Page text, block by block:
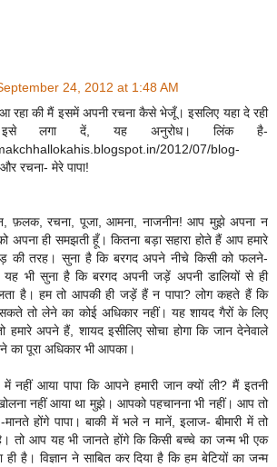
24, 2012 at 1:48 AM
रहा की मैं इसमें अपनी रचना कैसे भेजूँ। इसलिए यहा दे रही
लगा दें, यह अनुरोध। लिंक है-
2012/07/blog-
रचना- मेरे पापा!
फ़लक, रचना, पूजा, आमना, नाजनीन! आप मुझे अपना न
अपना ही समझती हूँ। कितना बड़ा सहारा होते हैं आप हमारे
की तरह। सुना है कि बरगद अपने नीचे किसी को फलने-
भी सुना है कि बरगद अपनी जड़ें अपनी डालियों से ही
है। हम तो आपकी ही जड़ें हैं न पापा? लोग कहते हैं कि
तो लेने का कोई अधिकार नहीं। यह शायद गैरों के लिए
हमारे अपने हैं, शायद इसीलिए सोचा होगा कि जान देनेवाले
पूरा अधिकार भी आपका।
नहीं आया पापा कि आपने हमारी जान क्यों ली? मैं इतनी
नहीं आया था मुझे। आपको पहचानना भी नहीं। आप तो
होंगे पापा। बाकी में भले न मानें, इलाज- बीमारी में तो
तो आप यह भी जानते होंगे कि किसी बच्चे का जन्म भी एक
ही है। विज्ञान ने साबित कर दिया है कि हम बेटियों का जन्म